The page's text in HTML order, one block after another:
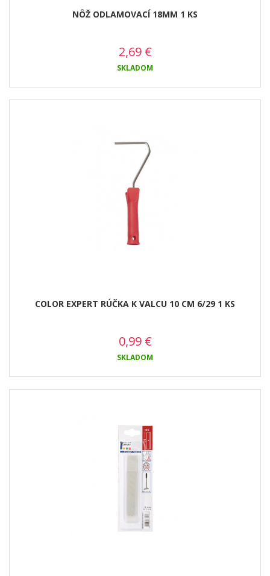
NÔŽ ODLAMOVACÍ 18MM 1 KS
2,69 €
SKLADOM
COLOR EXPERT RÚČKA K VALCU 10 CM 6/29 1 KS
0,99 €
SKLADOM